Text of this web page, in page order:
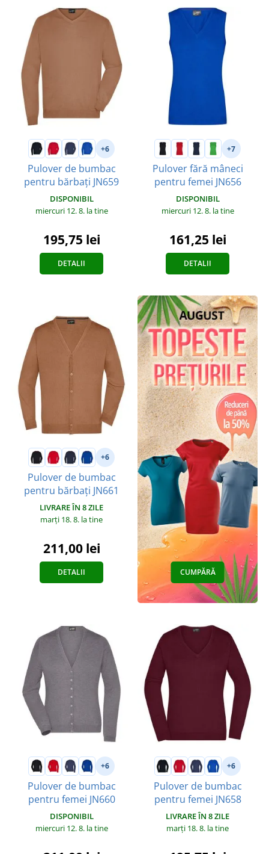
+6
Pulover de bumbac
pentru bărbați JN659
DISPONIBIL
miercuri 12. 8. la tine
195,75 lei
DETALII
+7
Pulover fără mâneci
pentru femei JN656
DISPONIBIL
miercuri 12. 8. la tine
161,25 lei
DETALII
+6
Pulover de bumbac
pentru bărbați JN661
LIVRARE ÎN 8 ZILE
marți 18. 8. la tine
211,00 lei
DETALII CUMPĂRĂ
+6
Pulover de bumbac
pentru femei JN660
DISPONIBIL
miercuri 12. 8. la tine
+6
Pulover de bumbac
pentru femei JN658
LIVRARE ÎN 8 ZILE
marți 18. 8. la tine